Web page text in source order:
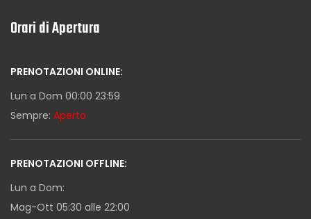
Orari di Apertura
PRENOTAZIONI ONLINE:
Lun a Dom 00:00 23:59
Sempre: Aperto
PRENOTAZIONI OFFLINE:
Lun a Dom:
Mag-Ott 05:30 alle 22:00